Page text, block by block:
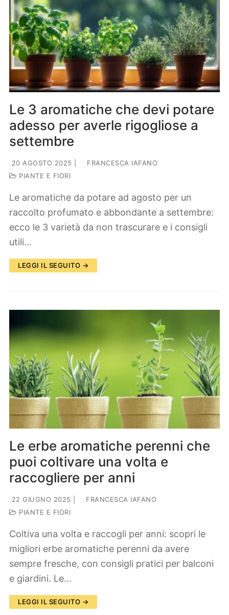
Le 3 aromatiche che devi potare
adesso per averle rigogliose a
settembre
20 AGOSTO 2025
FRANCESCA IAFANO
PIANTE E FIORI
Le aromatiche da potare ad agosto per un
raccolto profumato e abbondante a settembre:
ecco le 3 varietà da non trascurare e i consigli
utili…
LEGGI IL SEGUITO →
Le erbe aromatiche perenni che
puoi coltivare una volta e
raccogliere per anni
22 GIUGNO 2025
FRANCESCA IAFANO
PIANTE E FIORI
Coltiva una volta e raccogli per anni: scopri le
migliori erbe aromatiche perenni da avere
sempre fresche, con consigli pratici per balconi
e giardini. Le…
LEGGI IL SEGUITO →